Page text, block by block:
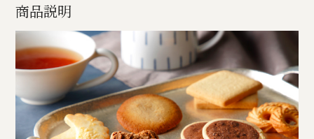
商品説明